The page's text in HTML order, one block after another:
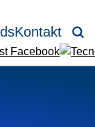
Kontakt